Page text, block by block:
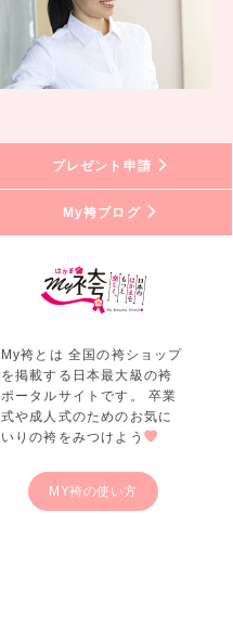
プレゼント申請
My袴ブログ
My袴とは 全国の袴ショップ
を掲載する日本最大級の袴
ポータルサイトです。 卒業
式や成人式のためのお気に
いりの袴をみつけよう
MY袴の使い方